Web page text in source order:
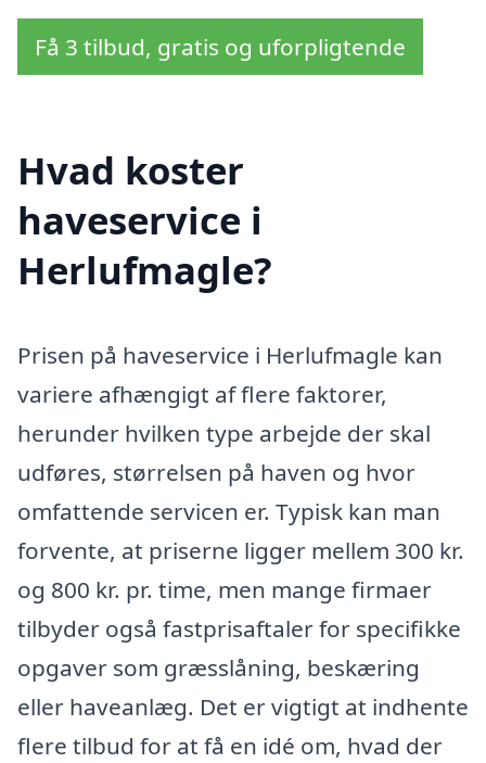
Få 3 tilbud, gratis og uforpligtende
Hvad koster
haveservice i
Herlufmagle?
Prisen på haveservice i Herlufmagle kan
variere afhængigt af flere faktorer,
herunder hvilken type arbejde der skal
udføres, størrelsen på haven og hvor
omfattende servicen er. Typisk kan man
forvente, at priserne ligger mellem 300 kr.
og 800 kr. pr. time, men mange firmaer
tilbyder også fastprisaftaler for specifikke
opgaver som græsslåning, beskæring
eller haveanlæg. Det er vigtigt at indhente
flere tilbud for at få en idé om, hvad der